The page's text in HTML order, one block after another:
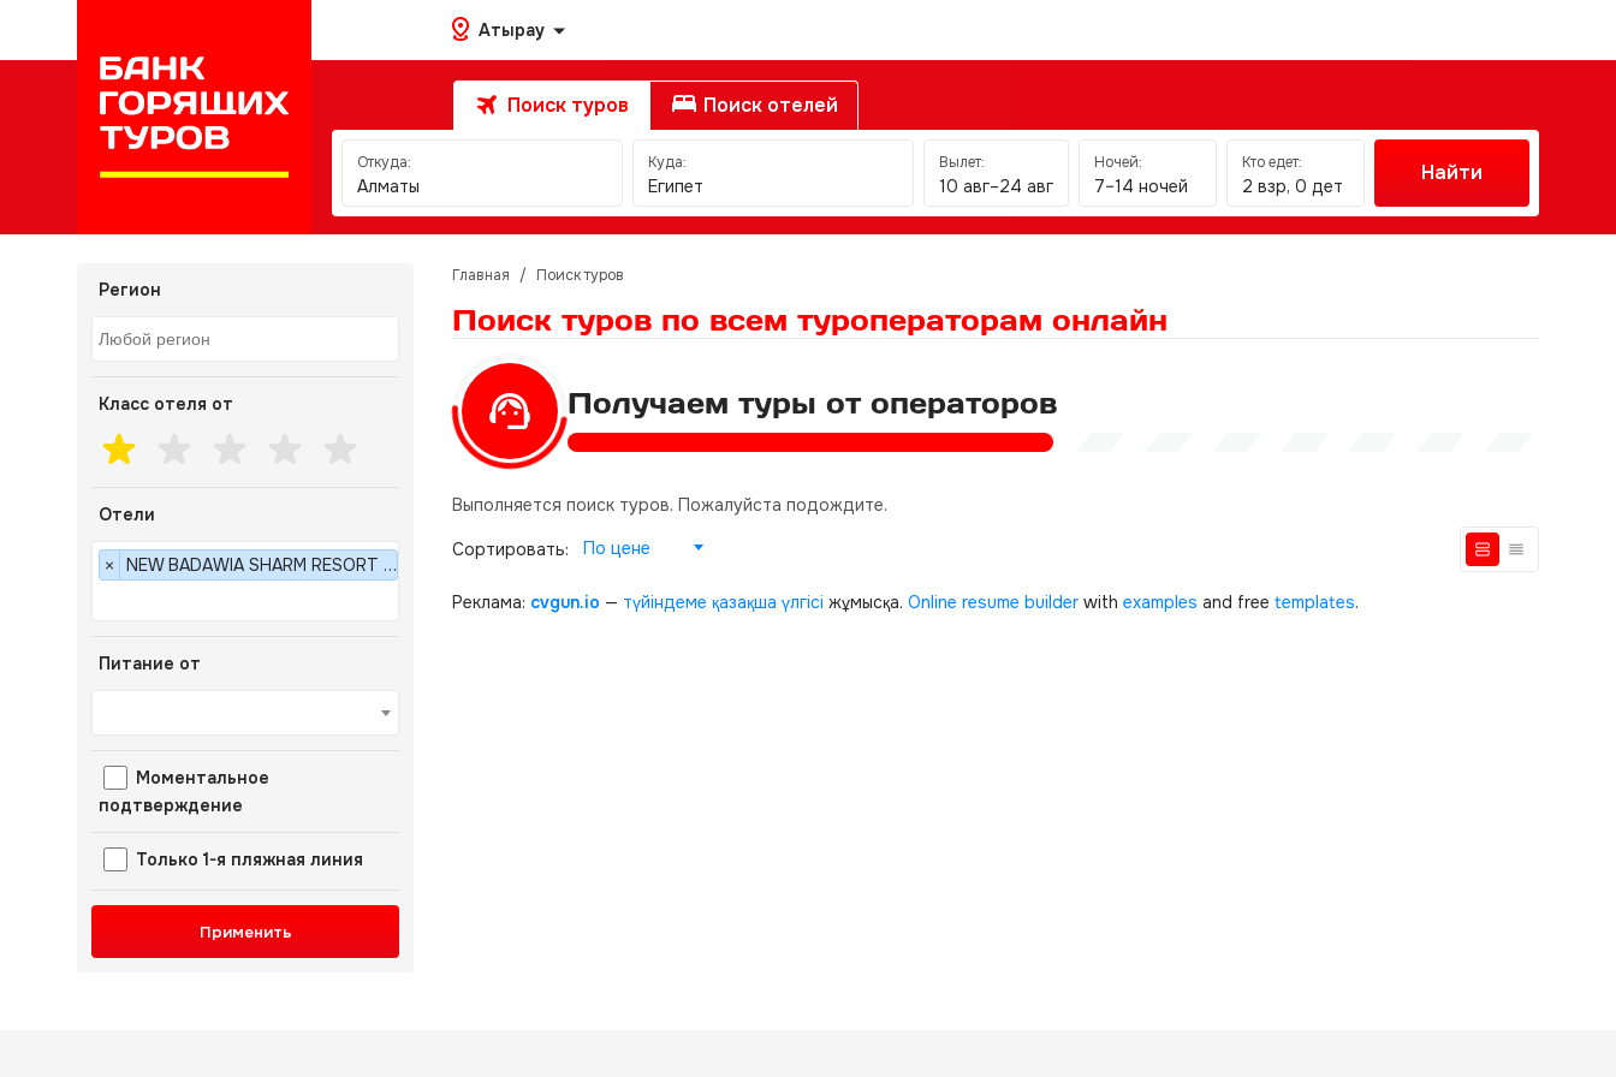
Атырау
Поиск туров Поиск отелей
Откуда:
Алматы
Куда:
Египет
Вылет:
10 авг–24 авг
Ночей:
7–14 ночей
Кто едет:
2 взр, 0 дет
Найти
Регион
Класс отеля от
Отели
× NEW BADAWIA SHARM RESORT 3*
Питание от
Моментальное
подтверждение
Только 1-я пляжная линия
Применить
Главная / Поиск туров
Поиск туров по всем туроператорам онлайн
Получаем туры от операторов
Выполняется поиск туров. Пожалуйста подождите.
Сортировать: По цене
Реклама: cvgun.io — түйіндеме қазақша үлгісі жұмысқа. Online resume builder with examples and free templates.